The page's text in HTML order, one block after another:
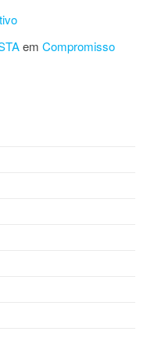
em Compromisso